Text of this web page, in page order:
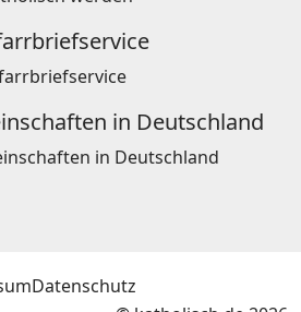
in Deutschland
Datenschutz